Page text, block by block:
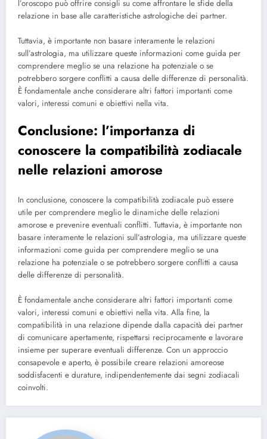
l’oroscopo può offrire consigli su come affrontare le sfide della
relazione in base alle caratteristiche astrologiche dei partner.
Tuttavia, è importante non basare interamente le relazioni
sull’astrologia, ma utilizzare queste informazioni come guida per
comprendere meglio se una relazione ha potenziale o se
potrebbero sorgere conflitti a causa delle differenze di personalità.
È fondamentale anche considerare altri fattori importanti come
valori, interessi comuni e obiettivi nella vita.
Conclusione: l’importanza di
conoscere la compatibilità zodiacale
nelle relazioni amorose
In conclusione, conoscere la compatibilità zodiacale può essere
utile per comprendere meglio le dinamiche delle relazioni
amorose e prevenire eventuali conflitti. Tuttavia, è importante non
basare interamente le relazioni sull’astrologia, ma utilizzare queste
informazioni come guida per comprendere meglio se una
relazione ha potenziale o se potrebbero sorgere conflitti a causa
delle differenze di personalità.
È fondamentale anche considerare altri fattori importanti come
valori, interessi comuni e obiettivi nella vita. Alla fine, la
compatibilità in una relazione dipende dalla capacità dei partner
di comunicare apertamente, rispettarsi reciprocamente e lavorare
insieme per superare eventuali differenze. Con un approccio
consapevole e aperto, è possibile creare relazioni amoreose
soddisfacenti e durature, indipendentemente dai segni zodiacali
coinvolti.